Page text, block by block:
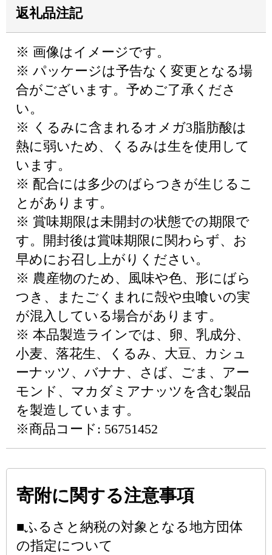
返礼品注記
※ 画像はイメージです。
※ パッケージは予告なく変更となる場
合がございます。予めご了承くださ
い。
※ くるみに含まれるオメガ3脂肪酸は
熱に弱いため、くるみは生を使用して
います。
※ 配合には多少のばらつきが生じるこ
とがあります。
※ 賞味期限は未開封の状態での期限で
す。開封後は賞味期限に関わらず、お
早めにお召し上がりください。
※ 農産物のため、風味や色、形にばら
つき、またごくまれに殻や虫喰いの実
が混入している場合があります。
※ 本品製造ラインでは、卵、乳成分、
小麦、落花生、くるみ、大豆、カシュ
ーナッツ、バナナ、さば、ごま、アー
モンド、マカダミアナッツを含む製品
を製造しています。
※商品コード: 56751452
寄附に関する注意事項
■ふるさと納税の対象となる地方団体
の指定について